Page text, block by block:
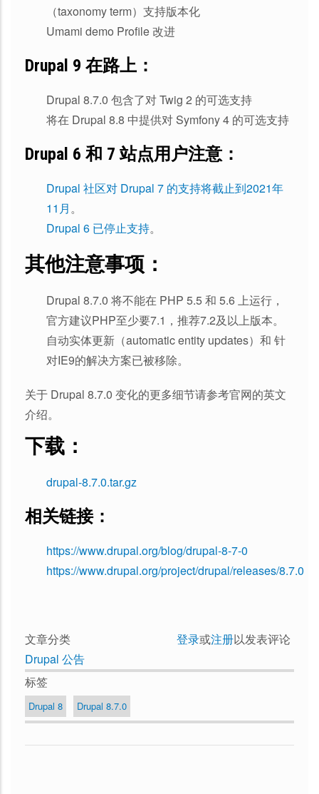
（taxonomy term）支持版本化
Umami demo Profile 改进
Drupal 9 在路上：
Drupal 8.7.0 包含了对 Twig 2 的可选支持
将在 Drupal 8.8 中提供对 Symfony 4 的可选支持
Drupal 6 和 7 站点用户注意：
Drupal 社区对 Drupal 7 的支持将截止到2021年
11月 。
Drupal 6 已停止支持。
其他注意事项：
Drupal 8.7.0 将不能在 PHP 5.5 和 5.6 上运行，
官方建议PHP至少要7.1，推荐7.2及以上版本。
自动实体更新（automatic entity updates）和 针
对IE9的解决方案已被移除。
关于 Drupal 8.7.0 变化的更多细节请参考官网的英文
介绍。
下载：
drupal-8.7.0.tar.gz
相关链接：
https://www.drupal.org/blog/drupal-8-7-0
https://www.drupal.org/project/drupal/releases/8.7.0
登录或注册以发表评论
文章分类
Drupal 公告
标签
Drupal 8 Drupal 8.7.0